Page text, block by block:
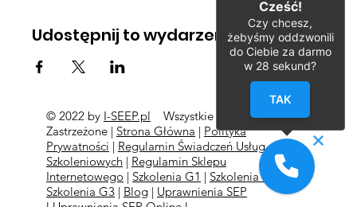
Udostępnij to wydarzenie
© 2022 by I-SEEP.pl
Wszystkie Prawa
Zastrzeżone | Strona Główna | Polityka
Prywatności | Regulamin Świadczeń Usług
Szkoleniowych| Regulamin Sklepu
Internetowego | Szkolenia G1 | Szkolenia G2
l
Szkolenia G3 | Blog| Uprawnienia SEP
Cześć!
Czy chcesz,
żebyśmy oddzwonili
do Ciebie za darmo
w 28 sekund?
TAK